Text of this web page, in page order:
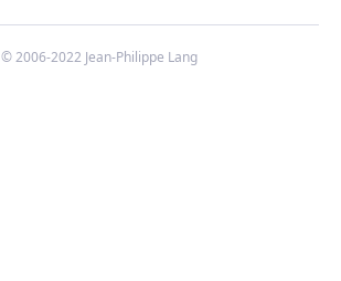
© 2006-2022 Jean-Philippe Lang